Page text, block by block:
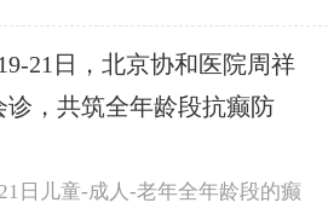
21日，北京协和医院周祥
，共筑全年龄段抗癫防
日儿童-成人-老年全年龄段的癫